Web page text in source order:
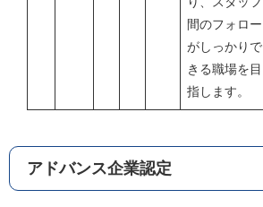
間のフォロー
がしっかりで
きる職場を目
指します。
アドバンス企業認定